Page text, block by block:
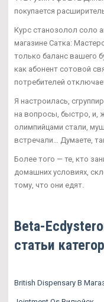
покупается
Курс станозолол соло
магазине Сатка:
только баланс вашего
как абонент сотовой
потребителей
Я настроилась,
на вопросы, быстро, и,
олимпийцами стали,
встречали… Думаете,
Более того — те, кто
домашних условиях,
тому, что они едят.
Beta-
статьи
British Dispensary В